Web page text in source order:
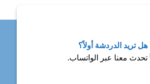
هل تريد الدردشة أولاً؟
تحدث معنا عبر الواتساب.